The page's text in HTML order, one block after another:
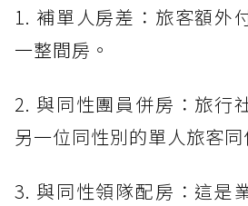
1. 補單人房差：旅客額外
一整間房。
2. 與同性團員併房：旅行
另一位同性別的單人旅客同
3. 與同性領隊配房：這是